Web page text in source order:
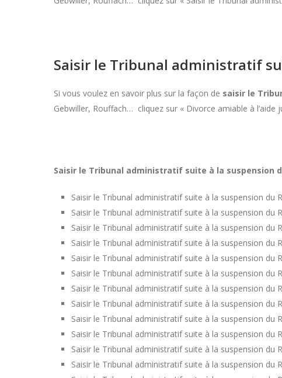
Saisir le Tribunal administratif
Si vous voulez en savoir plus sur la façon de saisir le
Gebwiller, Rouffach… cliquez sur « Divorce amiable à l’aide
Saisir le Tribunal administratif suite à la suspension
Saisir le Tribunal administratif suite à la suspension du
Saisir le Tribunal administratif suite à la suspension du
Saisir le Tribunal administratif suite à la suspension du
Saisir le Tribunal administratif suite à la suspension du
Saisir le Tribunal administratif suite à la suspension du
Saisir le Tribunal administratif suite à la suspension du
Saisir le Tribunal administratif suite à la suspension du
Saisir le Tribunal administratif suite à la suspension du
Saisir le Tribunal administratif suite à la suspension du
Saisir le Tribunal administratif suite à la suspension du
Saisir le Tribunal administratif suite à la suspension du
Saisir le Tribunal administratif suite à la suspension du